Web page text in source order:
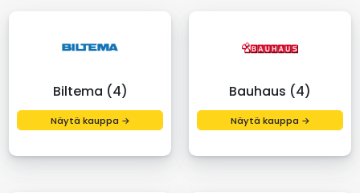
Biltema (4)
Näytä kauppa →
Bauhaus (4)
Näytä kauppa →